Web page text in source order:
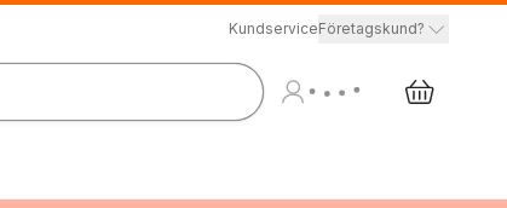
KundserviceFöretagskund?